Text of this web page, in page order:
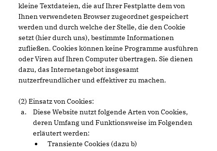
kleine Textdateien, die auf Ihrer Festplatte dem von
Ihnen verwendeten Browser zugeordnet gespeichert
werden und durch welche der Stelle, die den Cookie
setzt (hier durch uns), bestimmte Informationen
zufließen. Cookies können keine Programme ausführen
oder Viren auf Ihren Computer übertragen. Sie dienen
dazu, das Internetangebot insgesamt
nutzerfreundlicher und effektiver zu machen.
(2) Einsatz von Cookies:
Diese Website nutzt folgende Arten von Cookies,
deren Umfang und Funktionsweise im Folgenden
erläutert werden:
Transiente Cookies (dazu b)